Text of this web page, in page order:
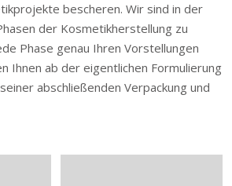
bescheren. Wir sind in der
der Kosmetikherstellung zu
Phase genau Ihren Vorstellungen
Ihnen ab der eigentlichen Formulierung
abschließenden Verpackung und